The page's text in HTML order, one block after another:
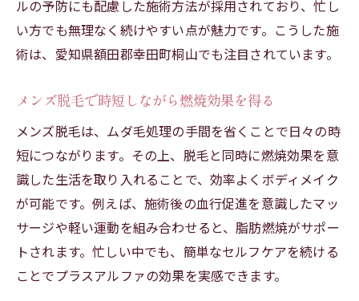
ルの予防にも配慮した施術方法が採用されており、忙し
い方でも無理なく続けやすい点が魅力です。こうした施
術は、愛知県額田郡幸田町桐山でも注目されています。
メンズ脱毛で時短しながら燃焼効果を得る
メンズ脱毛は、ムダ毛処理の手間を省くことで日々の時
短につながります。その上、脱毛と同時に燃焼効果を意
識した生活を取り入れることで、効率よくボディメイク
が可能です。例えば、施術後の血行促進を意識したマッ
サージや軽い運動を組み合わせると、脂肪燃焼がサポー
トされます。忙しい中でも、簡単なセルフケアを続ける
ことでプラスアルファの効果を実感できます。